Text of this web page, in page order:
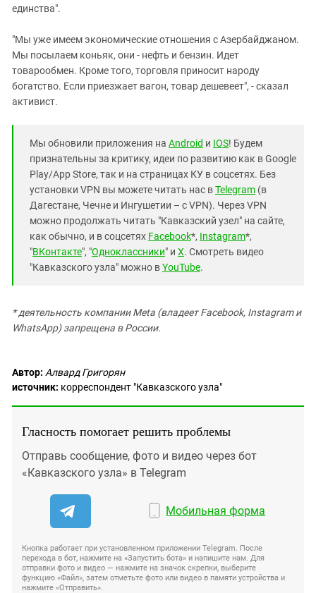
единства".
"Мы уже имеем экономические отношения с Азербайджаном.
Мы посылаем коньяк, они - нефть и бензин. Идет
товарообмен. Кроме того, торговля приносит народу
богатство. Если приезжает вагон, товар дешевеет", - сказал
активист.
Мы обновили приложения на Android и IOS! Будем
признательны за критику, идеи по развитию как в Google
Play/App Store, так и на страницах КУ в соцсетях. Без
установки VPN вы можете читать нас вTelegram (в
Дагестане, Чечне и Ингушетии – с VPN). Через VPN
можно продолжать читать "Кавказский узел" на сайте,
как обычно, и в соцсетях Facebook*, Instagram*,
"ВКонтакте", "Одноклассники" и X. Смотреть видео
"Кавказского узла" можно вYouTube.
* деятельность компании Meta (владеет Facebook, Instagram и
WhatsApp) запрещена в России.
Автор: Алвард Григорян
источник: корреспондент "Кавказского узла"
Гласность помогает решить проблемы
Отправь сообщение, фото и видео через бот
«Кавказского узла» в Telegram
Мобильная форма
Кнопка работает при установленном приложении Telegram. После
перехода в бот, нажмите на «Запустить бота» и напишите нам. Для
отправки фото и видео — нажмите на значок скрепки, выберите
функцию «Файл», затем отметьте фото или видео в памяти устройства и
нажмите «Отправить».